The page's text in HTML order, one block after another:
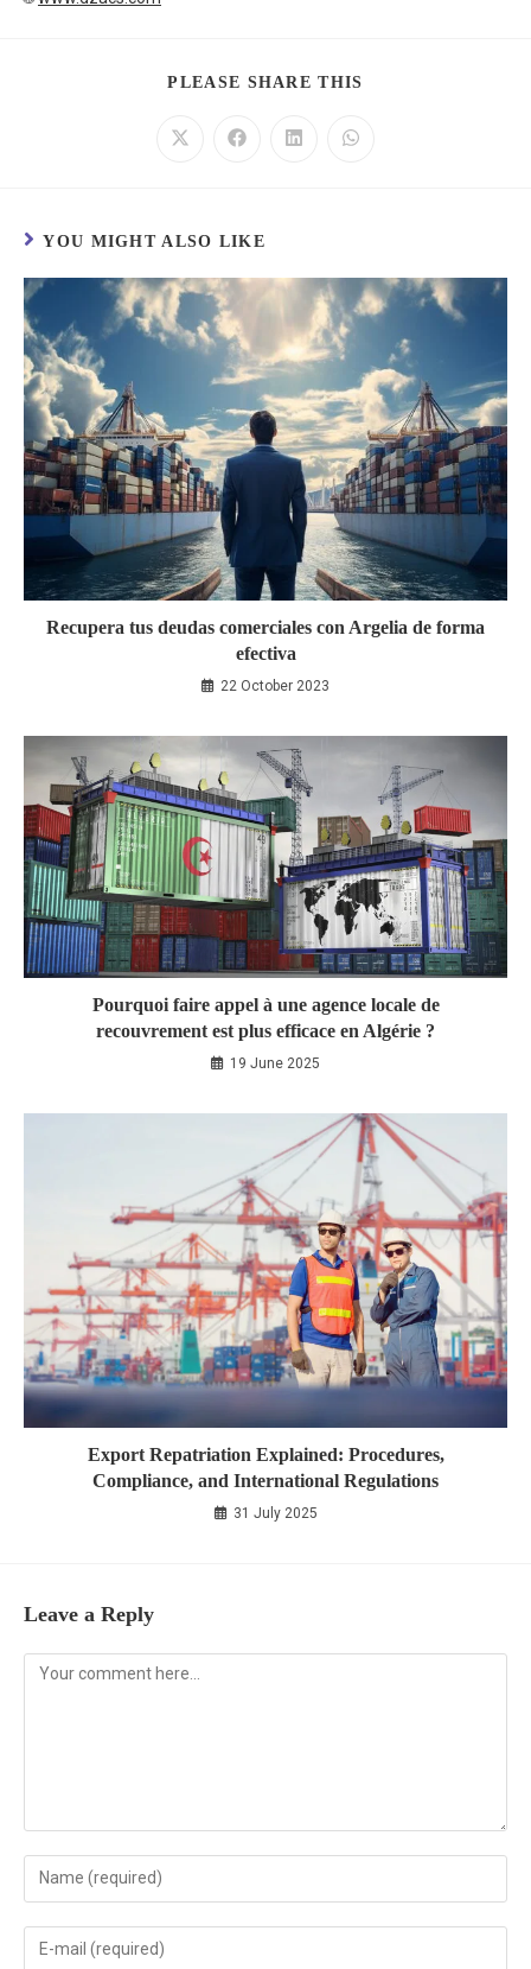
PLEASE SHARE THIS
YOU MIGHT ALSO LIKE
Recupera tus deudas comerciales con Argelia de forma
efectiva
22 October 2023
Pourquoi faire appel à une agence locale de
recouvrement est plus efficace en Algérie ?
19 June 2025
Export Repatriation Explained: Procedures,
Compliance, and International Regulations
31 July 2025
Leave a Reply